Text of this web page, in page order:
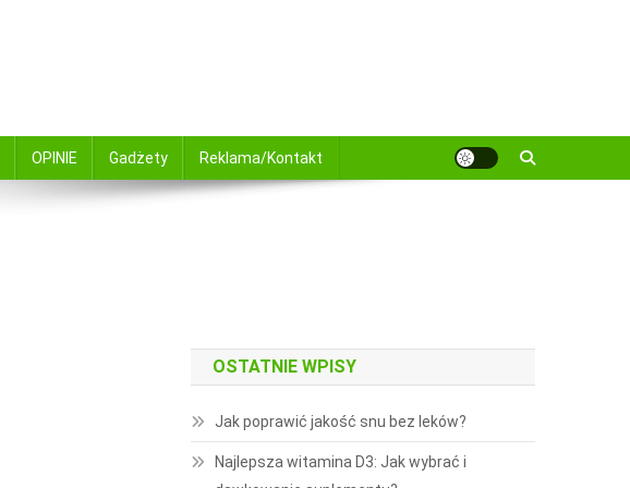
OPINIE Gadżety Reklama/Kontakt
OSTATNIE WPISY
Jak poprawić jakość snu bez leków?
Najlepsza witamina D3: Jak wybrać i